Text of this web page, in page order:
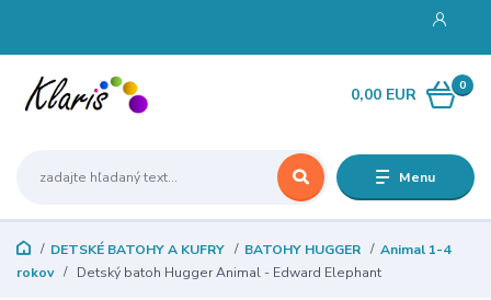
Menu
0
0,00 EUR
DETSKÉ BATOHY A KUFRY BATOHY HUGGER
Animal 1-4
rokov
Detský batoh Hugger Animal - Edward Elephant